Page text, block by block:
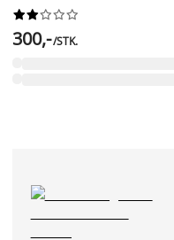






300,-/STK.